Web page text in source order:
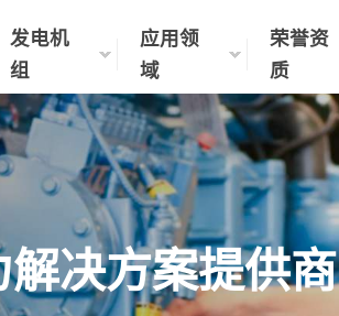
发电机
组
应用领
域
荣誉资
质
决方案提供商